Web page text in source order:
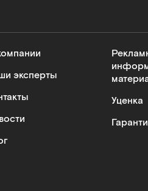
эксперты
Уценка